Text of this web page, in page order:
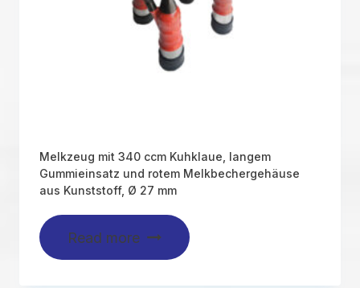
Melkzeug mit 340 ccm Kuhklaue, langem
Gummieinsatz und rotem Melkbechergehäuse
aus Kunststoff, Ø 27 mm
Read more